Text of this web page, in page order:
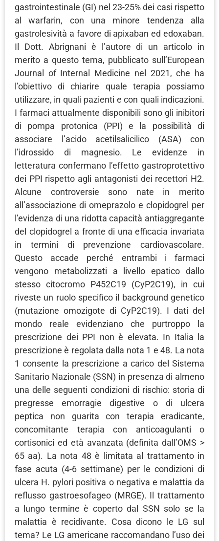
gastrointestinale (GI) nel 23-25% dei casi rispetto
al warfarin, con una minore tendenza alla
gastrolesività a favore di apixaban ed edoxaban.
Il Dott. Abrignani è l’autore di un articolo in
merito a questo tema, pubblicato sull’European
Journal of Internal Medicine nel 2021, che ha
l’obiettivo di chiarire quale terapia possiamo
utilizzare, in quali pazienti e con quali indicazioni.
I farmaci attualmente disponibili sono gli inibitori
di pompa protonica (PPI) e la possibilità di
associare l’acido acetilsalicilico (ASA) con
l’idrossido di magnesio. Le evidenze in
letteratura confermano l’effetto gastroprotettivo
dei PPI rispetto agli antagonisti dei recettori H2.
Alcune controversie sono nate in merito
all’associazione di omeprazolo e clopidogrel per
l’evidenza di una ridotta capacità antiaggregante
del clopidogrel a fronte di una efficacia invariata
in termini di prevenzione cardiovascolare.
Questo accade perché entrambi i farmaci
vengono metabolizzati a livello epatico dallo
stesso citocromo P452C19 (CyP2C19), in cui
riveste un ruolo specifico il background genetico
(mutazione omozigote di CyP2C19). I dati del
mondo reale evidenziano che purtroppo la
prescrizione dei PPI non è elevata. In Italia la
prescrizione è regolata dalla nota 1 e 48. La nota
1 consente la prescrizione a carico del Sistema
Sanitario Nazionale (SSN) in presenza di almeno
una delle seguenti condizioni di rischio: storia di
pregresse emorragie digestive o di ulcera
peptica non guarita con terapia eradicante,
concomitante terapia con anticoagulanti o
cortisonici ed età avanzata (definita dall’OMS >
65 aa). La nota 48 è limitata al trattamento in
fase acuta (4-6 settimane) per le condizioni di
ulcera H. pylori positiva o negativa e malattia da
reflusso gastroesofageo (MRGE). Il trattamento
a lungo termine è coperto dal SSN solo se la
malattia è recidivante. Cosa dicono le LG sul
tema? Le LG americane raccomandano l’uso dei